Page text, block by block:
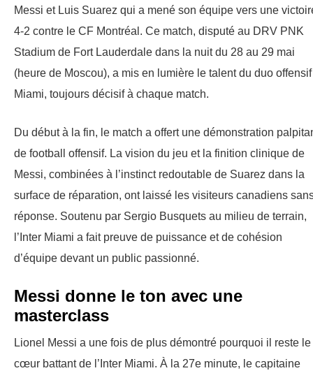
Messi et Luis Suarez qui a mené son équipe vers une
4-2 contre le CF Montréal. Ce match, disputé au DRV PNK
Stadium de Fort Lauderdale dans la nuit du 28 au 29 mai
(heure de Moscou), a mis en lumière le talent du duo
Miami, toujours décisif à chaque match.
Du début à la fin, le match a offert une démonstration
de football offensif. La vision du jeu et la finition clinique de
Messi, combinées à l’instinct redoutable de Suarez dans la
surface de réparation, ont laissé les visiteurs canadiens
réponse. Soutenu par Sergio Busquets au milieu de terrain,
l’Inter Miami a fait preuve de puissance et de cohésion
d’équipe devant un public passionné.
Messi donne le ton avec une
masterclass
Lionel Messi a une fois de plus démontré pourquoi il reste le
cœur battant de l’Inter Miami. À la 27e minute, le capitaine